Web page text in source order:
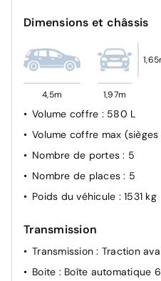
Dimensions et châssis
4,5m 1,97m
Volume coffre : 580 L
Volume coffre max
Nombre de portes: 5
Nombre de places: 5
Poids du véhicule : 1531 kg
Transmission
Transmission: Traction
Boite : Boîte automatique